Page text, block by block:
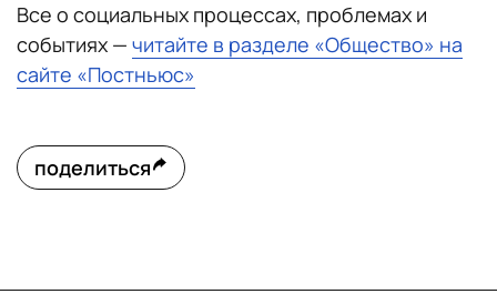
Все о социальных процессах, проблемах и
событиях — читайте в разделе «Общество» на
сайте «Постньюс»
поделиться